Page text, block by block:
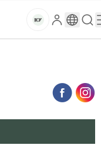
마
로
그
구
글
검
색